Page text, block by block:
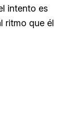
intento es
ritmo que él